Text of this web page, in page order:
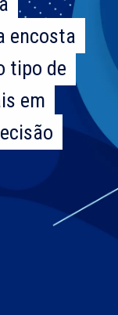
encosta
tipo de
em
encosta
tipo de
em